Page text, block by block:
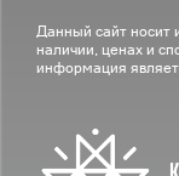
Данный сайт носит
наличии, ценах и
информация